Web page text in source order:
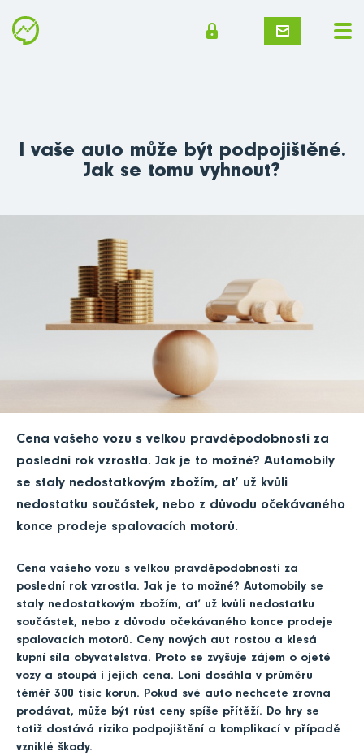
I vaše auto může být podpojištěné.
Jak se tomu vyhnout?
Cena vašeho vozu s velkou pravděpodobností za
poslední rok vzrostla. Jak je to možné? Automobily
se staly nedostatkovým zbožím, ať už kvůli
nedostatku součástek, nebo z důvodu očekávaného
konce prodeje spalovacích motorů.
Cena vašeho vozu s velkou pravděpodobností za
poslední rok vzrostla. Jak je to možné? Automobily se
staly nedostatkovým zbožím, ať už kvůli nedostatku
součástek, nebo z důvodu očekávaného konce prodeje
spalovacích motorů. Ceny nových aut rostou a klesá
kupní síla obyvatelstva. Proto se zvyšuje zájem o ojeté
vozy a stoupá i jejich cena. Loni dosáhla v průměru
téměř 300 tisíc korun. Pokud své auto nechcete zrovna
prodávat, může být růst ceny spíše přítěží. Do hry se
totiž dostává riziko podpojištění a komplikací v případě
vzniklé škody.